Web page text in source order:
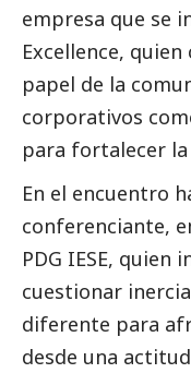
empresa que se
Excellence,
papel de la
corporativos
para fortalecer
En el encuentro
conferenciante,
PDG IESE, quien
cuestionar
diferente para
desde una